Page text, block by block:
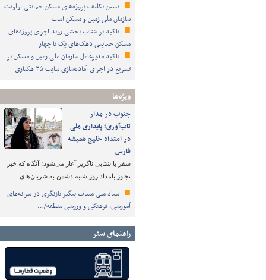
تعیین تکلیف پروژه‌های مسکن حمایتی اولویت
سازمان ملی زمین و مسکن است
تاکید بر شتاب ‌بخشی روند اجرای پروژه‌های
مسکن حمایتی دهک‌های یک تا چهار
تاکید مدیرعامل سازمان ملی زمین و مسکن بر
تسریع در اجرای آماده‌سازی سایت ۳۵ هکتاری
ویژه‌ها
جنوب در مدار
تاب‌آوری؛ پایداری ملی
در امتداد خلیج همیشه
فارس
سفر با شتابی ناگزیر آغاز می‌شود؛ آنگاه که خبر
تجاوز بامداد روز شنبه دشمن به شریان‌های…
ستاد ملی میناب پیگیر بازنگری در سرانه‌های
آموزشی، فرهنگی و ورزشی منطقه/…
راهنمای سفر